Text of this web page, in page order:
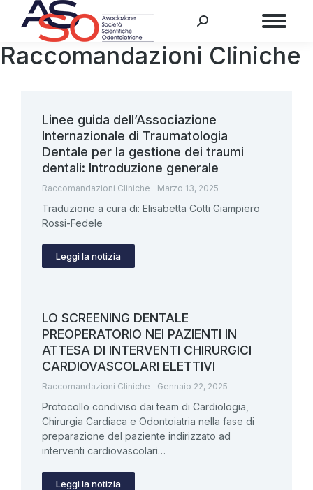
Raccomandazioni Cliniche
Linee guida dell’Associazione
Internazionale di Traumatologia
Dentale per la gestione dei traumi
dentali: Introduzione generale
Raccomandazioni Cliniche Marzo 13, 2025
Traduzione a cura di: Elisabetta Cotti Giampiero
Rossi-Fedele
Leggi la notizia
LO SCREENING DENTALE
PREOPERATORIO NEI PAZIENTI IN
ATTESA DI INTERVENTI CHIRURGICI
CARDIOVASCOLARI ELETTIVI
Raccomandazioni Cliniche Gennaio 22, 2025
Protocollo condiviso dai team di Cardiologia,
Chirurgia Cardiaca e Odontoiatria nella fase di
preparazione del paziente indirizzato ad
interventi cardiovascolari…
Leggi la notizia